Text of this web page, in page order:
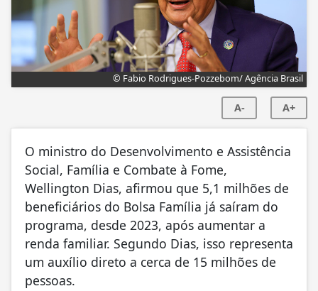
© Fabio Rodrigues-Pozzebom/ Agência Brasil
A- A+
O ministro do Desenvolvimento e Assistência
Social, Família e Combate à Fome,
Wellington Dias, afirmou que 5,1 milhões de
beneficiários do Bolsa Família já saíram do
programa, desde 2023, após aumentar a
renda familiar. Segundo Dias, isso representa
um auxílio direto a cerca de 15 milhões de
pessoas.